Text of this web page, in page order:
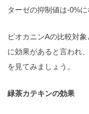
ターゼの抑制値は‐0%に
ビオカニンAの比較対
に効果があると言われ
を見てみましょう。
緑茶カテキンの効果